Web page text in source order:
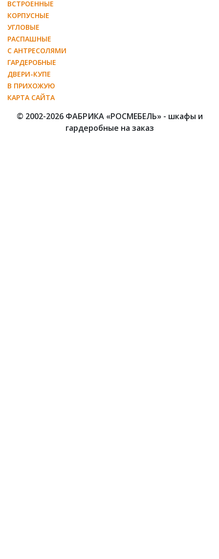
ВСТРОЕННЫЕ
КОРПУСНЫЕ
УГЛОВЫЕ
РАСПАШНЫЕ
С АНТРЕСОЛЯМИ
ГАРДЕРОБНЫЕ
ДВЕРИ-КУПЕ
В ПРИХОЖУЮ
КАРТА САЙТА
© 2002-2026 ФАБРИКА «РОСМЕБЕЛЬ» - шкафы и
гардеробные на заказ